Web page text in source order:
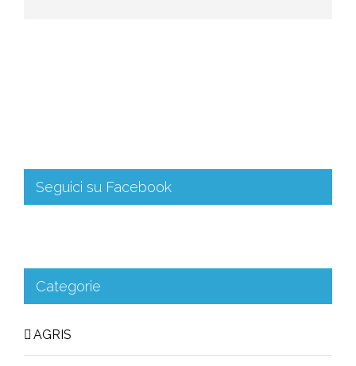
Seguici su Facebook
Categorie
AGRIS